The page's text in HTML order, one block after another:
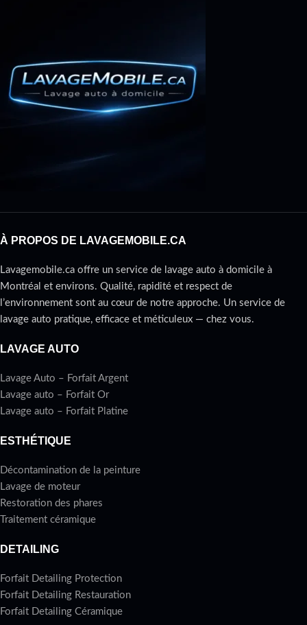
À PROPOS DE LAVAGEMOBILE.CA
Lavagemobile.ca offre un service de lavage auto à domicile à
Montréal et environs. Qualité, rapidité et respect de
l’environnement sont au cœur de notre approche. Un service de
lavage auto pratique, efficace et méticuleux — chez vous.
LAVAGE AUTO
Lavage Auto – Forfait Argent
Lavage auto – Forfait Or
Lavage auto – Forfait Platine
ESTHÉTIQUE
Décontamination de la peinture
Lavage de moteur
Restoration des phares
Traitement céramique
DETAILING
Forfait Detailing Protection
Forfait Detailing Restauration
Forfait Detailing Céramique